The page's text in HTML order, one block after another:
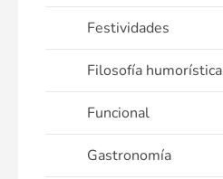
Festividades
Filosofía humorística
Funcional
Gastronomía